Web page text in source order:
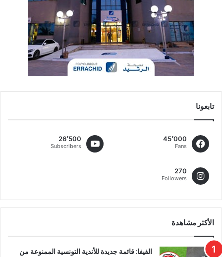
تابعونا
45٬000
Fans
26٬500
Subscribers
270
Followers
الأكثر مشاهدة
الفيفا: قائمة جديدة للأندية التونسية الممنوعة من